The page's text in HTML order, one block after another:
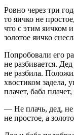
Ровно через три
то яичко не
что с этим яичком
золотое яичко
Попробовали его
не разбивается.
не разбила.
хвостиком задела,
плачет, баба
— Не плачь, дед, не
не простое, а